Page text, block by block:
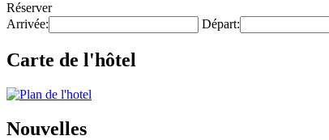
Réserver
Arrivée:
Départ:
Carte de l'hôtel
Nouvelles